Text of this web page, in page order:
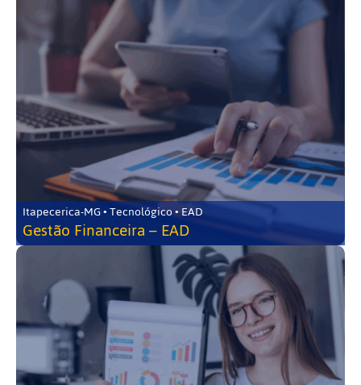
Itapecerica-MG • Tecnológico • EAD
Gestão Financeira – EAD